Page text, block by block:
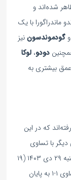
شده‌اند و
ماندراگورا با یک
وگودموندسوننیز
دودو،لوکا
بیشتری به
رفته‌اند که در این
با تساوی
خاتمه یافته است. آخرین جدال آن‌ها در تاریخ یکشنبه ۲۹ دی ۱۴۰۳ (۱۹
ژانویه ۲۰۲۵) در چارچوب سری آ برگزار شد که با تساوی ۱-۱ به پایان